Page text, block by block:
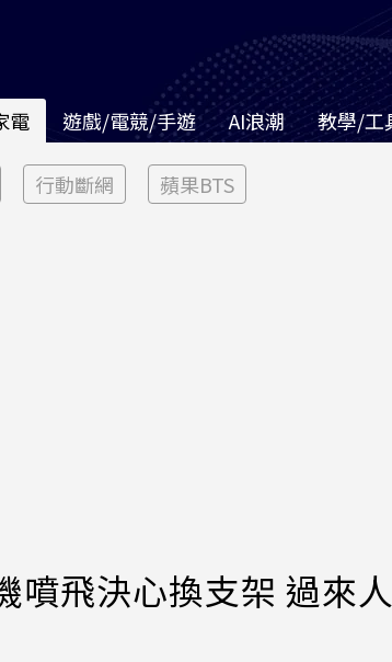
電 遊戲/電競/手遊 AI浪潮 教學/工
行動斷網 蘋果BTS
噴飛決心換支架 過來